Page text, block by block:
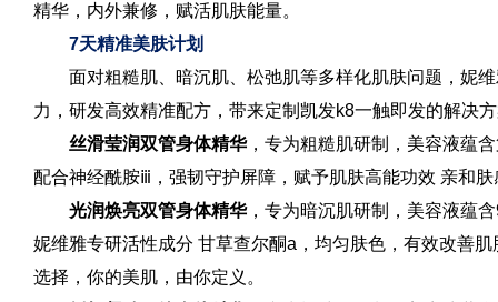
精华，内外兼修，赋活肌肤能量。
7天精准美肤计划
面对粗糙肌、暗沉肌、松弛肌等多样化肌肤问题，妮
力，研发高效精准配方，带来定制凯发k8一触即发的解决
丝滑莹润双管身体精华，专为粗糙肌研制，美容液蕴
配合神经酰胺ⅲ，强韧守护屏障，赋予肌肤高能功效 亲和
光润焕亮双管身体精华，专为暗沉肌研制，美容液蕴
妮维雅专研活性成分 甘草查尔酮a，均匀肤色，有效改善
选择，你的美肌，由你定义。